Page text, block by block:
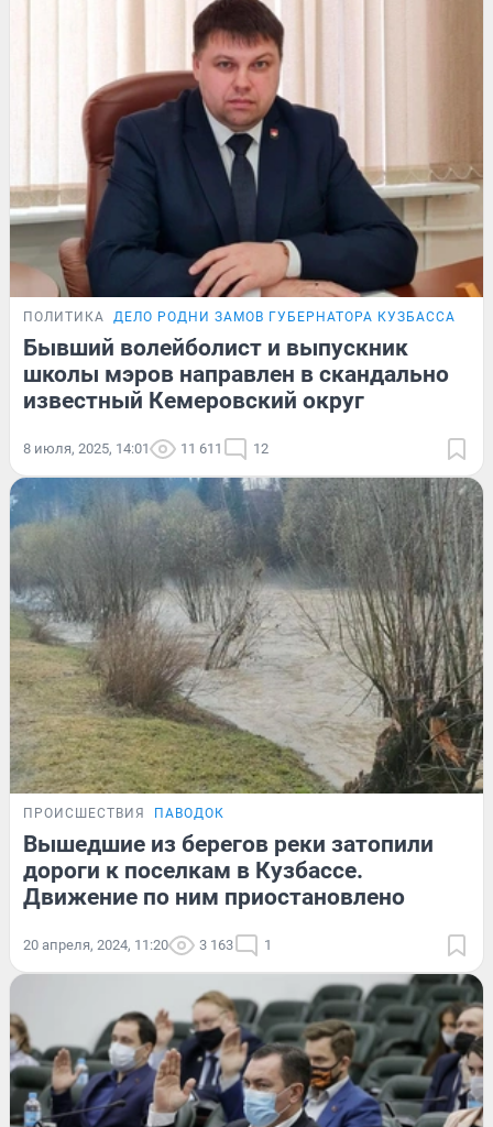
ПОЛИТИКА ДЕЛО РОДНИ ЗАМОВ ГУБЕРНАТОРА КУЗБАССА
Бывший волейболист и выпускник
школы мэров направлен в скандально
известный Кемеровский округ
8 июля, 2025, 14:01 11 611 12
ПРОИСШЕСТВИЯ ПАВОДОК
Вышедшие из берегов реки затопили
дороги к поселкам в Кузбассе.
Движение по ним приостановлено
20 апреля, 2024, 11:20 3 163 1